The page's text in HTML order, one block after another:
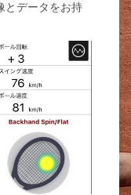
とデータをお持